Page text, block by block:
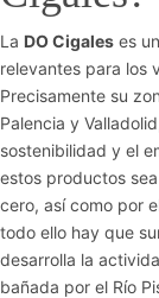
La DO Cigales es
relevantes para los
Precisamente su
Palencia y
sostenibilidad y el
estos productos
cero, así como por
todo ello hay que
desarrolla la
bañada por el Río